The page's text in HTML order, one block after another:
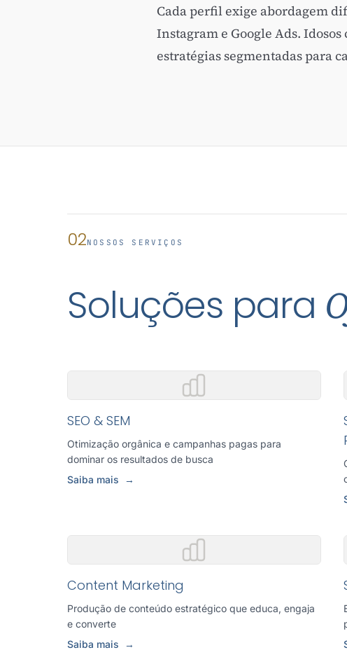
Cada perfil exige abordagem
Instagram e Google Ads.
estratégias segmentadas para
02NOSSOS SERVIÇOS
Soluções para
SEO & SEM
Otimização orgânica e campanhas pagas para
dominar os resultados de busca
Saiba mais
→
Content Marketing
Produção de conteúdo estratégico que educa, engaja
e converte
Saiba mais
→